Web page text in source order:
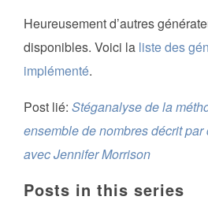
Heureusement d’autres
disponibles. Voici la liste des
implémenté.
Post lié: Stéganalyse de la
ensemble de nombres décrit par
avec Jennifer Morrison
Posts in this series